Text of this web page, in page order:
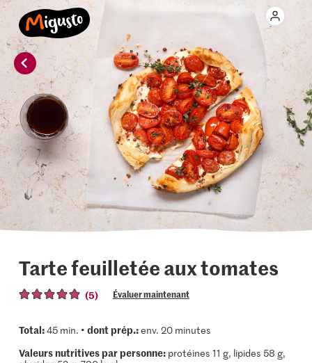
Tarte feuilletée aux tomates
(5) Évaluer maintenant
Total:45 min. • dont prép.:env. 20 minutes
Valeurs nutritives par personne:protéines 11 g, lipides 58 g,